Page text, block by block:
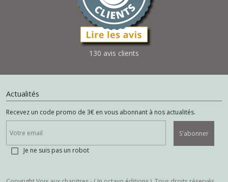
130 avis clients
Actualités
Recevez un code promo de 3€ en vous abonnant à nos actualités.
S'abonner
Je ne suis pas un robot